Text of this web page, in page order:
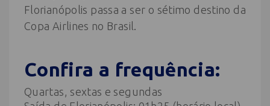
Florianópolis passa a ser o sétimo destino da
Copa Airlines no Brasil.
Confira a frequência:
Quartas, sextas e segundas